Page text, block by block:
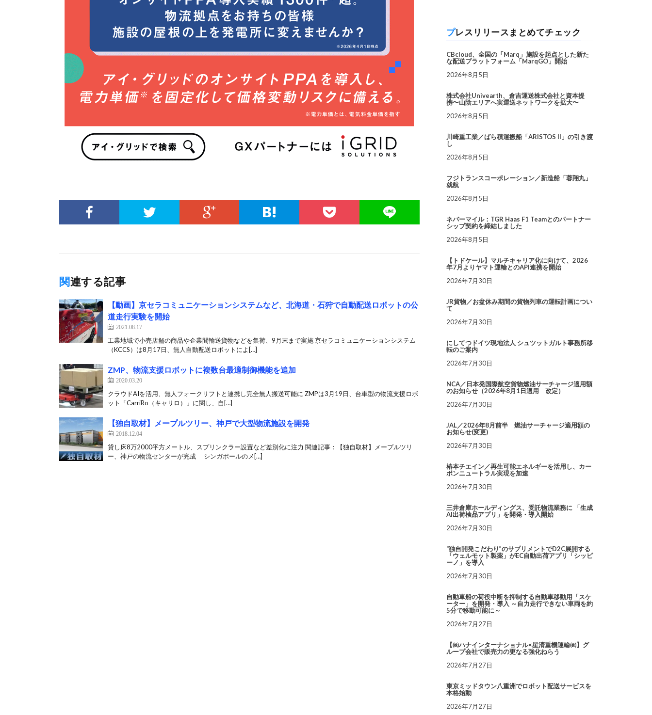
関連する記事
【動画】京セラコミュニケーションシステムなど、北海道・石狩で自動配送ロボットの公
道走行実験を開始
2021.08.17
工業地域で小売店舗の商品や企業間輸送貨物などを集荷、9月末まで実施 京セラコミュニケーションシステム
（KCCS）は8月17日、無人自動配送ロボットによ[…]
ZMP、物流支援ロボットに複数台最適制御機能を追加
2020.03.20
クラウドAIを活用、無人フォークリフトと連携し完全無人搬送可能に ZMPは3月19日、台車型の物流支援ロボ
ット「CarriRo（キャリロ）」に関し、自[…]
【独自取材】メープルツリー、神戸で大型物流施設を開発
2018.12.04
貸し床8万2000平方メートル、スプリンクラー設置など差別化に注力 関連記事：【独自取材】メープルツリ
ー、神戸の物流センターが完成 シンガポールのメ[…]
プレスリリースまとめてチェック
CBcloud、全国の「Marq」施設を起点とした新た
な配送プラットフォーム「MarqGO」開始
2026年8月5日
株式会社Univearth、倉吉運送株式会社と資本提
携〜山陰エリアへ実運送ネットワークを拡大〜
2026年8月5日
川崎重工業／ばら積運搬船「ARISTOS II」の引き渡
し
2026年8月5日
フジトランスコーポレーション／新造船「蓉翔丸」
就航
2026年8月5日
ネバーマイル：TGR Haas F1 Teamとのパートナー
シップ契約を締結しました
2026年8月5日
【トドケール】マルチキャリア化に向けて、2026
年7月よりヤマト運輸とのAPI連携を開始
2026年7月30日
JR貨物／お盆休み期間の貨物列車の運転計画につい
て
2026年7月30日
にしてつドイツ現地法人 シュツットガルト事務所移
転のご案内
2026年7月30日
NCA／日本発国際航空貨物燃油サーチャージ適用額
のお知らせ（2026年8月1日適用 改定）
2026年7月30日
JAL／2026年8月前半 燃油サーチャージ適用額の
お知らせ(変更)
2026年7月30日
椿本チエイン／再生可能エネルギーを活用し、カー
ボンニュートラル実現を加速
2026年7月30日
三井倉庫ホールディングス、受託物流業務に 「生成
AI出荷検品アプリ」を開発・導入開始
2026年7月30日
“独自開発こだわり”のサプリメントでD2C展開する
「ウェルモット製薬」がEC自動出荷アプリ「シッピ
ーノ」を導入
2026年7月30日
自動車船の荷役中断を抑制する自動車移動用「スケ
ーター」を開発・導入 ～自力走行できない車両を約
5分で移動可能に～
2026年7月27日
【㈱ハナインターナショナル×星清重機運輸㈱】グ
ループ会社で販売力の更なる強化ねらう
2026年7月27日
東京ミッドタウン八重洲でロボット配送サービスを
本格始動
2026年7月27日